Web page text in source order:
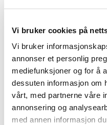
Vi bruker cookies på
Vi bruker
annonser et personlig
mediefunksjoner og for å
dessuten informasjon om
vårt, med partnerne våre
annonsering og
med annen informasjon
Relaterte